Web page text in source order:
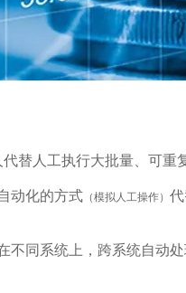
替人工执行大批量、可重
动化的方式 （模拟人工操作）
同系统上，跨系统自动